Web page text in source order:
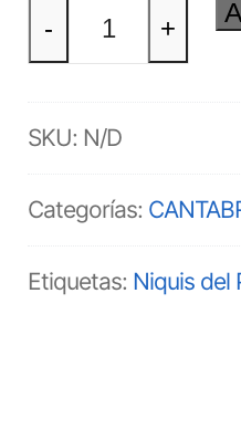
CANTABRONIO
Sudadera
cantidad
- +
SKU: N/D
Categorías:
Etiquetas: Niquis del